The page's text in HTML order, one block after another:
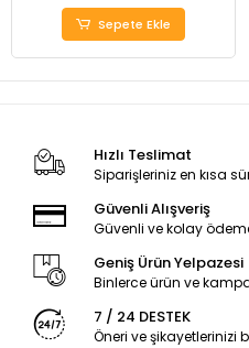
Sepete Ekle
Hızlı Teslimat
Siparişleriniz en kısa
Güvenli Alışveriş
Güvenli ve kolay
Geniş Ürün Yelpazesi
Binlerce ürün ve
7 / 24 DESTEK
Öneri ve şikayetlerinizi